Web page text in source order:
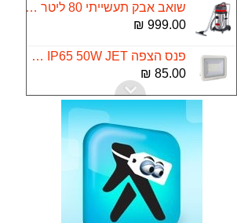
שואב אבק תעשייתי 80 ליטר רטוב יבש Target
999.00 ₪
פנס הצפה SMD IP65 50W JET אור קר
85.00 ₪
590.50 ₪
149.00 ₪
170.00 ₪